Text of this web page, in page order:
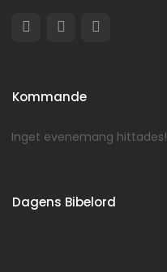
Kommande
Inget evenemang hittades!
Dagens Bibelord